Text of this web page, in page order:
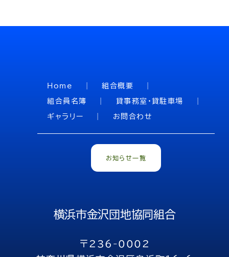
Home 組合概要
組合員名簿 貸事務室・貸駐車場
ギャラリー お問合わせ
お知らせ一覧
横浜市金沢団地協同組合
〒236-0002